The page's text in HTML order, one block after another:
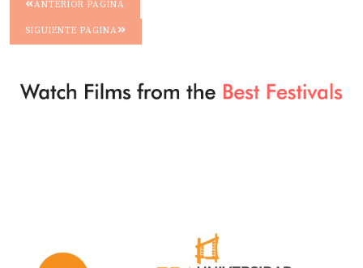
ANTERIOR PAGINA
SIGUIENTE PAGINA